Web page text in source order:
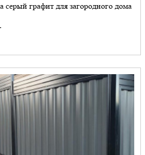
серый графит для загородного дома